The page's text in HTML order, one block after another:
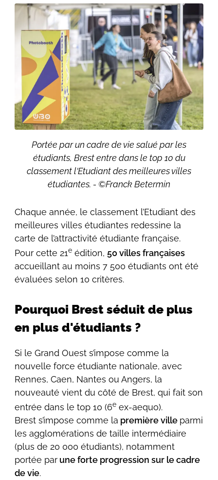
Portée par un cadre de vie salué par les
étudiants, Brest entre dans le top 10 du
classement l'Etudiant des meilleures villes
étudiantes. - ©Franck Betermin
Chaque année, le classement l’Etudiant des
meilleures villes étudiantes redessine la
carte de l’attractivité étudiante française.
Pour cette 21e édition, 50 villes françaises
accueillant au moins 7 500 étudiants ont été
évaluées selon 10 critères.
Pourquoi Brest séduit de plus
en plus d'étudiants ?
Si le Grand Ouest s’impose comme la
nouvelle force étudiante nationale, avec
Rennes, Caen, Nantes ou Angers, la
nouveauté vient du côté de Brest, qui fait son
entrée dans le top 10 (6e ex-aequo).
Brest s’impose comme la première ville parmi
les agglomérations de taille intermédiaire
(plus de 20 000 étudiants), notamment
portée par une forte progression sur le cadre
de vie.